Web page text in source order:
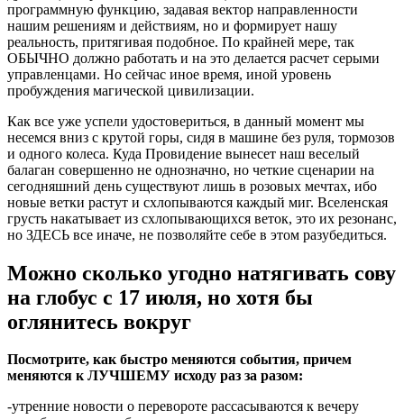
программную функцию, задавая вектор направленности
нашим решениям и действиям, но и формирует нашу
реальность, притягивая подобное. По крайней мере, так
ОБЫЧНО должно работать и на это делается расчет серыми
управленцами. Но сейчас иное время, иной уровень
пробуждения магической цивилизации.
Как все уже успели удостовериться, в данный момент мы
несемся вниз с крутой горы, сидя в машине без руля, тормозов
и одного колеса. Куда Провидение вынесет наш веселый
балаган совершенно не однозначно, но четкие сценарии на
сегодняшний день существуют лишь в розовых мечтах, ибо
новые ветки растут и схлопываются каждый миг. Вселенская
грусть накатывает из схлопывающихся веток, это их резонанс,
но ЗДЕСЬ все иначе, не позволяйте себе в этом разубедиться.
Можно сколько угодно натягивать сову
на глобус с 17 июля, но хотя бы
оглянитесь вокруг
Посмотрите, как быстро меняются события, причем
меняются к ЛУЧШЕМУ исходу раз за разом:
-утренние новости о перевороте рассасываются к вечеру